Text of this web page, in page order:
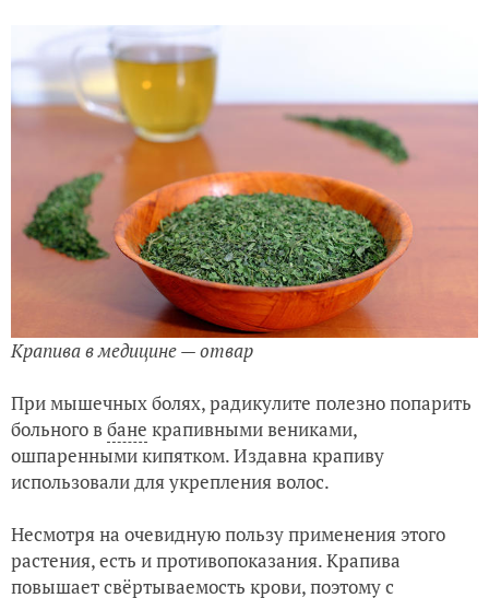
Крапива в медицине — отвар
При мышечных болях, радикулите полезно попарить
больного вбане крапивными вениками,
ошпаренными кипятком. Издавна крапиву
использовали для укрепления волос.
Несмотря на очевидную пользу применения этого
растения, есть и противопоказания. Крапива
повышает свёртываемость крови, поэтому с